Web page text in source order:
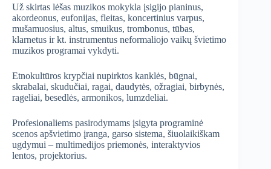
Už skirtas lėšas muzikos mokykla įsigijo pianinus,
akordeonus, eufonijas, fleitas, koncertinius varpus,
mušamuosius, altus, smuikus, trombonus, tūbas,
klarnetus ir kt. instrumentus neformaliojo vaikų švietimo
muzikos programai vykdyti.
Etnokultūros krypčiai nupirktos kanklės, būgnai,
skrabalai, skudučiai, ragai, daudytės, ožragiai, birbynės,
rageliai, besedlės, armonikos, lumzdeliai.
Profesionaliems pasirodymams įsigyta programinė
scenos apšvietimo įranga, garso sistema, šiuolaikiškam
ugdymui – multimedijos priemonės, interaktyvios
lentos, projektorius.